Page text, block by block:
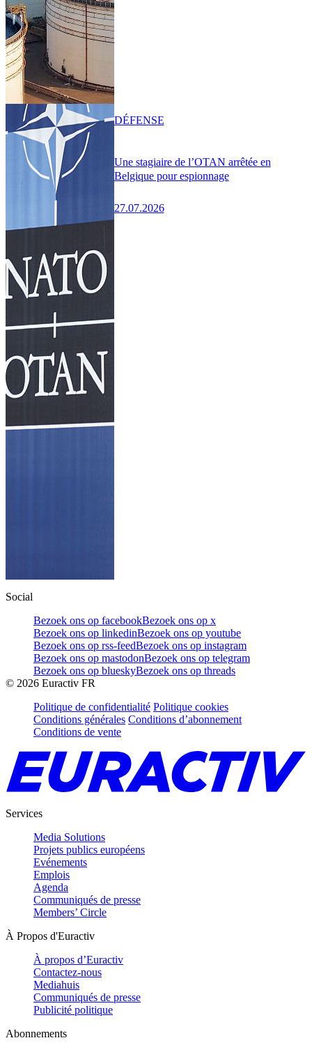
Une stagiaire de l’OTAN arrêtée en
Belgique pour espionnage
27.07.2026
DÉFENSE
Social
Bezoek ons op facebookBezoek ons op x
Bezoek ons op linkedinBezoek ons op youtube
Bezoek ons op rss-feedBezoek ons op instagram
Bezoek ons op mastodonBezoek ons op telegram
Bezoek ons op blueskyBezoek ons op threads
© 2026 Euractiv FR
Politique de confidentialité Politique cookies
Conditions générales Conditions d’abonnement
Conditions de vente
Services
Media Solutions
Projets publics européens
Evénements
Emplois
Agenda
Communiqués de presse
Members’ Circle
À Propos d'Euractiv
À propos d’Euractiv
Contactez-nous
Mediahuis
Communiqués de presse
Publicité politique
Abonnements